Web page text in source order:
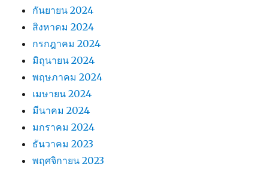
กันยายน 2024
สิงหาคม 2024
กรกฎาคม 2024
มิถุนายน 2024
พฤษภาคม 2024
เมษายน 2024
มีนาคม 2024
มกราคม 2024
ธันวาคม 2023
พฤศจิกายน 2023